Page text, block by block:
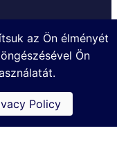
megbízásából
az Ön élményét
Ön
Policy